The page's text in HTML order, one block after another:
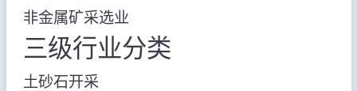
非金属矿采选业
三级行业分类
土砂石开采